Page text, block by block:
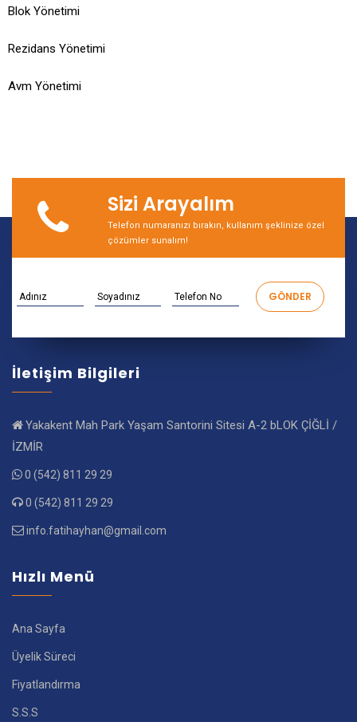
Blok Yönetimi
Rezidans Yönetimi
Avm Yönetimi
Sizi Arayalım
Telefon numaranızı bırakın, kullanım şeklinize özel
çözümler sunalım!
İletişim Bilgileri
Yakakent Mah Park Yaşam Santorini Sitesi A-2 bLOK ÇİĞLİ /
İZMİR
0 (542) 811 29 29
0 (542) 811 29 29
info.fatihayhan@gmail.com
Hızlı Menü
Ana Sayfa
Üyelik Süreci
Fiyatlandırma
S.S.S